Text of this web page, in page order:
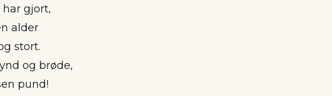
gjort,
alder
stort.
og brøde,
pund!